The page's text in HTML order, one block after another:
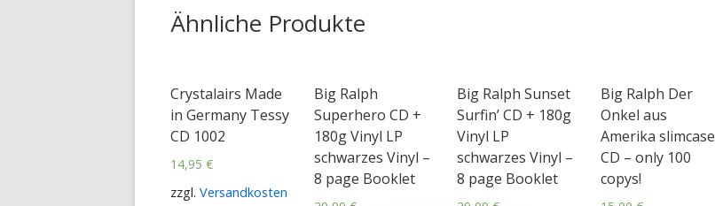
Ähnliche Produkte
Crystalairs Made
in Germany Tessy
CD 1002
14,95 €
zzgl. Versandkosten
Big Ralph
Superhero CD +
180g Vinyl LP
schwarzes Vinyl –
8 page Booklet
Big Ralph Sunset
Surfin’ CD + 180g
Vinyl LP
schwarzes Vinyl –
8 page Booklet
Big Ralph Der
Onkel aus
Amerika slimcase
CD – only 100
copys!